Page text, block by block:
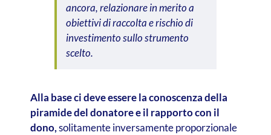
ancora, relazionare in merito a
obiettivi di raccolta e rischio di
investimento sullo strumento
scelto.
Alla base ci deve essere la conoscenza della
piramide del donatore e il rapporto con il
dono,solitamente inversamente proporzionale